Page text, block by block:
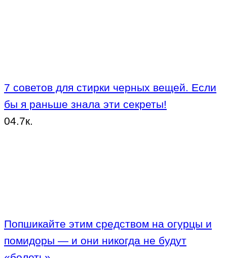
7 советов для стирки черных вещей. Если
бы я раньше знала эти секреты!
04.7к.
Попшикайте этим средством на огурцы и
помидоры — и они никогда не будут